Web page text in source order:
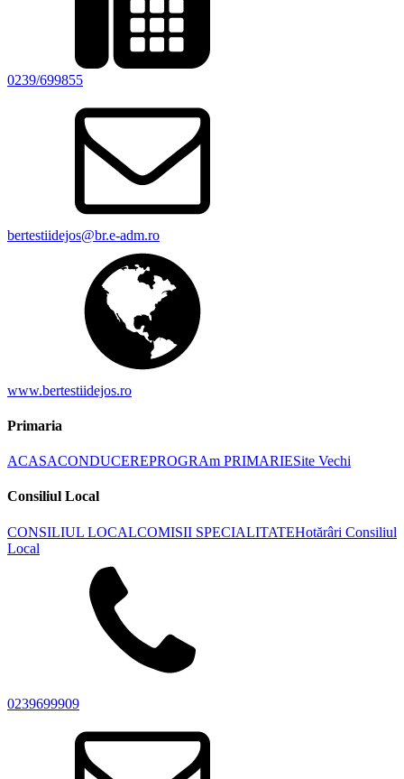
0239/699855
bertestiidejos@br.e-adm.ro
www.bertestiidejos.ro
Primaria
ACASACONDUCEREPROGRAm PRIMARIESite Vechi
Consiliul Local
CONSILIUL LOCALCOMISII SPECIALITATEHotărâri Consiliul
Local
0239699909